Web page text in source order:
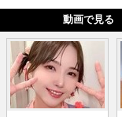
動画で見る